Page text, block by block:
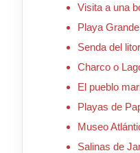
Visita a una
Playa
Senda del
Charco o
El pueblo
Playas de
Museo
Salinas de